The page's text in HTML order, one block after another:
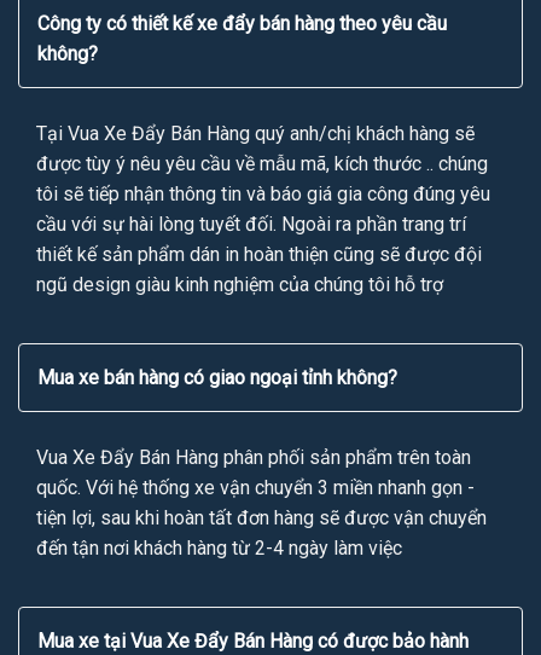
Công ty có thiết kế xe đẩy bán hàng theo yêu cầu
không?
Tại Vua Xe Đẩy Bán Hàng quý anh/chị khách hàng sẽ
được tùy ý nêu yêu cầu về mẫu mã, kích thước .. chúng
tôi sẽ tiếp nhận thông tin và báo giá gia công đúng yêu
cầu với sự hài lòng tuyết đối. Ngoài ra phần trang trí
thiết kế sản phẩm dán in hoàn thiện cũng sẽ được đội
ngũ design giàu kinh nghiệm của chúng tôi hỗ trợ
Mua xe bán hàng có giao ngoại tỉnh không?
Vua Xe Đẩy Bán Hàng phân phối sản phẩm trên toàn
quốc. Với hệ thống xe vận chuyển 3 miền nhanh gọn -
tiện lợi, sau khi hoàn tất đơn hàng sẽ được vận chuyển
đến tận nơi khách hàng từ 2-4 ngày làm việc
Mua xe tại Vua Xe Đẩy Bán Hàng có được bảo hành